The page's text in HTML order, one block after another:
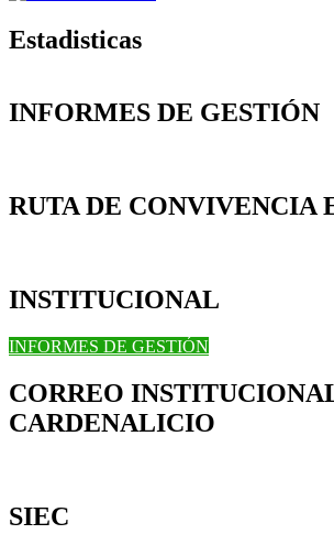
Estadisticas
INFORMES DE GESTIÓN
RUTA DE CONVIVENCIA
INSTITUCIONAL
INFORMES DE GESTIÓN
CORREO
CARDENALICIO
SIEC